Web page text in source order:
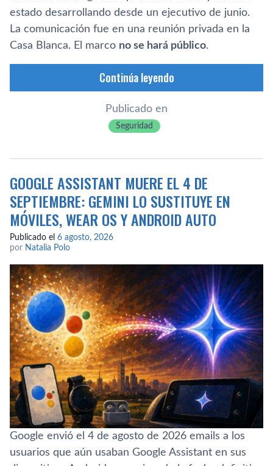
estado desarrollando desde un ejecutivo de junio.
La comunicación fue en una reunión privada en la
Casa Blanca. El marco no se hará público.
Continúa leyendo
Publicado en
Seguridad
GOOGLE ASSISTANT MUERE EL 4 DE
SEPTIEMBRE: GEMINI LO SUSTITUYE EN
MÓVILES, WEAR OS Y ANDROID AUTO
Publicado el 6 agosto, 2026
por Natalia Polo
Google envió el 4 de agosto de 2026 emails a los
usuarios que aún usaban Google Assistant en sus